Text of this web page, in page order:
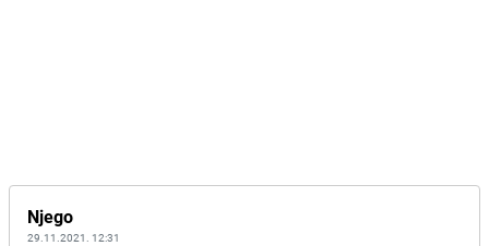
Njego
29.11.2021. 12:31